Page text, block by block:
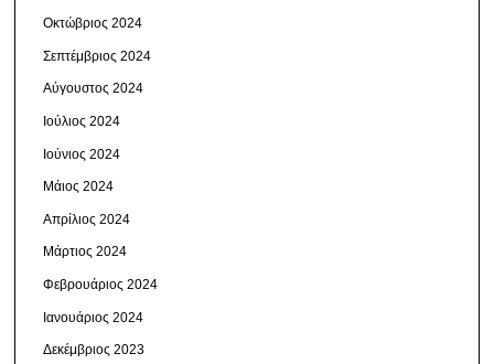
Οκτώβριος 2024
Σεπτέμβριος 2024
Αύγουστος 2024
Ιούλιος 2024
Ιούνιος 2024
Μάιος 2024
Απρίλιος 2024
Μάρτιος 2024
Φεβρουάριος 2024
Ιανουάριος 2024
Δεκέμβριος 2023